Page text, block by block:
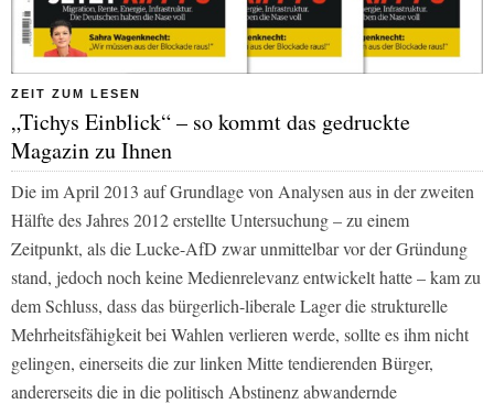
ZEIT ZUM LESEN
„Tichys Einblick“ – so kommt das gedruckte
Magazin zu Ihnen
Die im April 2013 auf Grundlage von Analysen aus in der zweiten
Hälfte des Jahres 2012 erstellte Untersuchung – zu einem
Zeitpunkt, als die Lucke-AfD zwar unmittelbar vor der Gründung
stand, jedoch noch keine Medienrelevanz entwickelt hatte – kam zu
dem Schluss, dass das bürgerlich-liberale Lager die strukturelle
Mehrheitsfähigkeit bei Wahlen verlieren werde, sollte es ihm nicht
gelingen, einerseits die zur linken Mitte tendierenden Bürger,
andererseits die in die politisch Abstinenz abwandernde